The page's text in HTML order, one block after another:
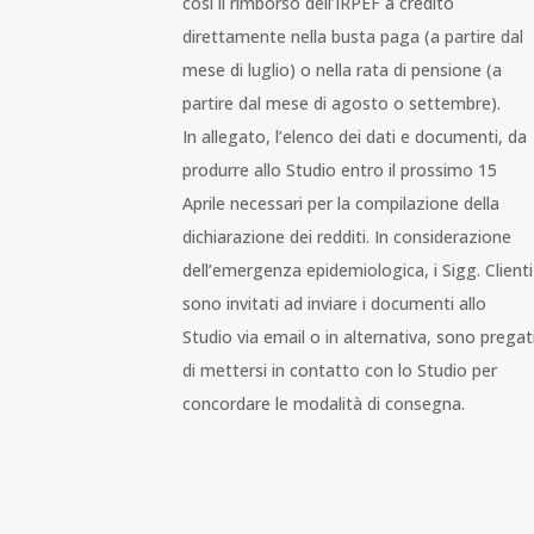
direttamente nella busta paga (a partire dal
mese di luglio) o nella rata di pensione (a
partire dal mese di agosto o settembre).
In allegato, l’elenco dei dati e documenti, da
produrre allo Studio entro il prossimo 15
Aprile necessari per la compilazione della
dichiarazione dei redditi. In considerazione
dell’emergenza epidemiologica, i Sigg. Clienti
sono invitati ad inviare i documenti allo
Studio via email o in alternativa, sono
di mettersi in contatto con lo Studio per
concordare le modalità di consegna.